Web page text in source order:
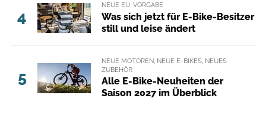
4
NEUE EU-VORGABE
Was sich jetzt für E-Bike-Besitzer
still und leise ändert
5
NEUE MOTOREN, NEUE E-BIKES, NEUES
ZUBEHÖR
Alle E-Bike-Neuheiten der
Saison 2027 im Überblick